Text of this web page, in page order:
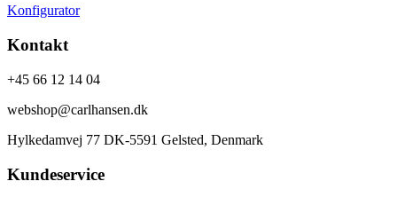
Konfigurator
Kontakt
+45 66 12 14 04
webshop@carlhansen.dk
Hylkedamvej 77 DK-5591 Gelsted, Denmark
Kundeservice